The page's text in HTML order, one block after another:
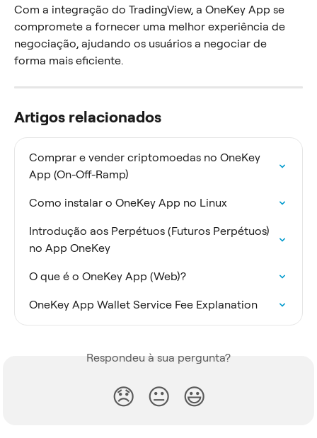
Com a integração do TradingView, a OneKey App se
compromete a fornecer uma melhor experiência de
negociação, ajudando os usuários a negociar de
forma mais eficiente.
Artigos relacionados
Comprar e vender criptomoedas no OneKey
App (On-Off-Ramp)
Como instalar o OneKey App no Linux
Introdução aos Perpétuos (Futuros Perpétuos)
no App OneKey
O que é o OneKey App (Web)?
OneKey App Wallet Service Fee Explanation
Respondeu à sua pergunta?
😞 😐 😃